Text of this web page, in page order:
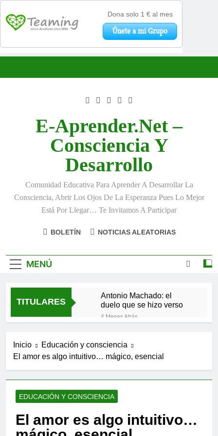
E-Aprender.net –
Consciencia Y
Desarrollo
Comunidad Educativa Para Aprender A Desarrollar La
Consciencia, Abrir Los Ojos De La Esperanza Pues Lo Mejor
Está Por Llegar… Te Invitamos A Participar
BOLETÍN NOTICIAS ALEATORIAS
MENÚ
TITULARES
Antonio Machado: el
duelo que se hizo verso
4 Meses Atrás
4 Meses Atrás
🌸 La fuerza olvidada de
la ternura
9 Meses Atrás
«La kinesina y la felicidad:
cómo una proteína
9 Meses Atrás
Las estacas invisibles:
cómo las creencias
Inicio
Educación y consciencia
El amor es algo intuitivo… mágico, esencial
EDUCACIÓN Y CONSCIENCIA
El amor es algo intuitivo…